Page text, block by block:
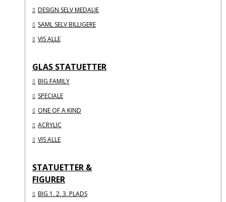
DESIGN SELV MEDALJE
SAML SELV BILLIGERE
VIS ALLE
GLAS STATUETTER
BIG FAMILY
SPECIALE
ONE OF A KIND
ACRYLIC
VIS ALLE
STATUETTER &
FIGURER
BIG 1. 2. 3. PLADS